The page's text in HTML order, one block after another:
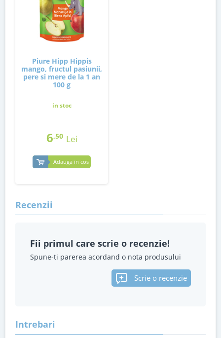
Piure Hipp Hippis
mango, fructul pasiunii,
pere si mere de la 1 an
100 g
in stoc
6,50 Lei
Adauga in cos
Recenzii
Fii primul care scrie o recenzie!
Spune-ti parerea acordand o nota produsului
Scrie o recenzie
Intrebari